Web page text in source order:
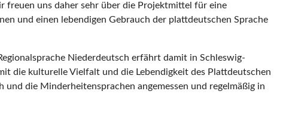
freuen uns daher sehr über die Projektmittel für eine
und einen lebendigen Gebrauch der plattdeutschen Sprache
Niederdeutsch erfährt damit in Schleswig-
die kulturelle Vielfalt und die Lebendigkeit des Plattdeutschen
die Minderheitensprachen angemessen und regelmäßig in